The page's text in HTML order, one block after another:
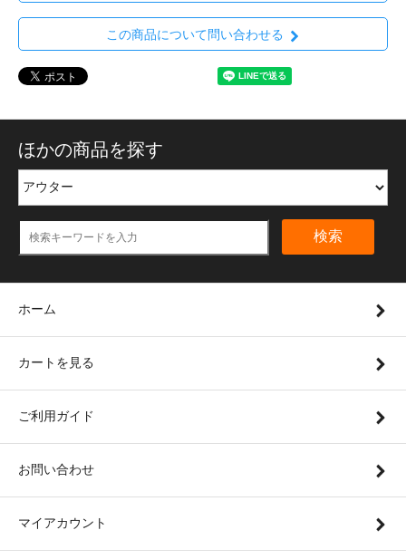
この商品について問い合わせる
ほかの商品を探す
検索
ホーム
カートを見る
ご利用ガイド
お問い合わせ
マイアカウント